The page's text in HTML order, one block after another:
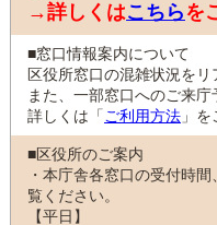
→詳しくはこちらを
■窓口情報案内について
区役所窓口の混雑状況をリ
また、一部窓口へのご来庁
詳しくは「 ご利用方法 」を
■区役所のご案内
・本庁舎各窓口の受付時
覧ください。
【平日】